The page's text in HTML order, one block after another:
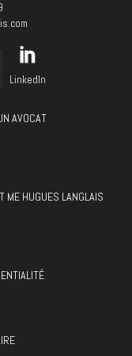
LinkedIn
AVOCAT
ME HUGUES LANGLAIS